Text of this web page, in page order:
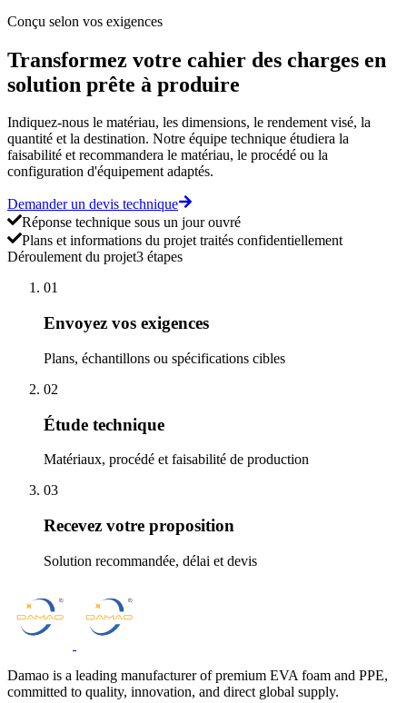
Conçu selon vos exigences
Transformez votre cahier des charges en
solution prête à produire
Indiquez-nous le matériau, les dimensions, le rendement visé, la
quantité et la destination. Notre équipe technique étudiera la
faisabilité et recommandera le matériau, le procédé ou la
configuration d'équipement adaptés.
Demander un devis technique
Réponse technique sous un jour ouvré
Plans et informations du projet traités confidentiellement
Déroulement du projet3 étapes
01
Envoyez vos exigences
Plans, échantillons ou spécifications cibles
02
Étude technique
Matériaux, procédé et faisabilité de production
03
Recevez votre proposition
Solution recommandée, délai et devis
Damao is a leading manufacturer of premium EVA foam and PPE,
committed to quality, innovation, and direct global supply.